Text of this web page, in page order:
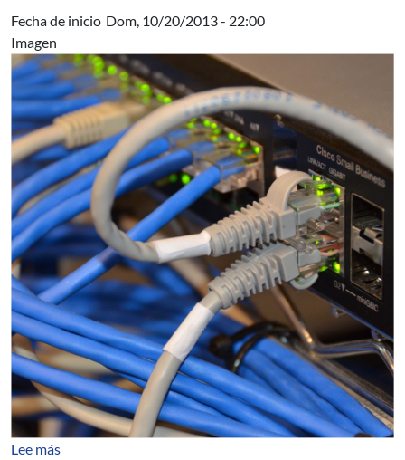
Fecha de inicio Dom, 10/20/2013 - 22:00
Imagen
Lee más